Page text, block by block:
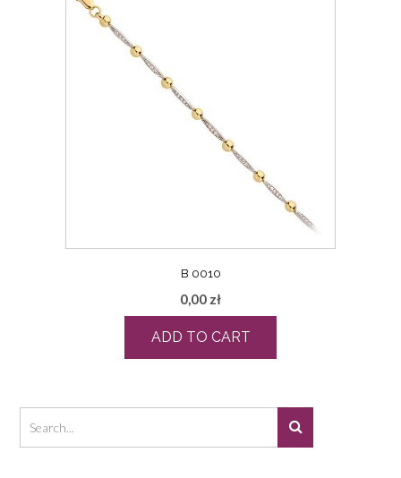
B 0010
0,00 zł
ADD TO CART